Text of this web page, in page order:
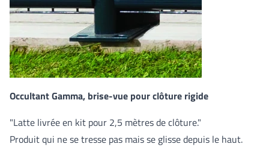
Occultant Gamma, brise-vue pour clôture rigide
"Latte livrée en kit pour 2,5 mètres de clôture."
Produit qui ne se tresse pas mais se glisse depuis le haut.